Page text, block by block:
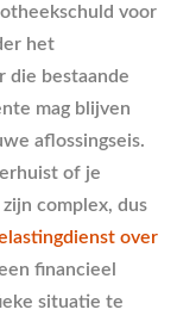
voor
het
die bestaande
mag blijven
aflossingseis.
of je
complex, dus
over
financieel
situatie te